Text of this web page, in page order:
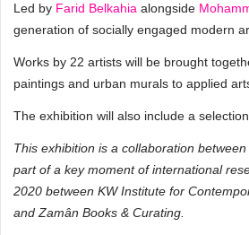
Led by Farid Belkahia alongside
generation of socially engaged modern
Works by 22 artists will be brought
paintings and urban murals to applied
The exhibition will also include a
This exhibition is a collaboration
part of a key moment of international
2020 between KW Institute for
and Zamân Books & Curating.